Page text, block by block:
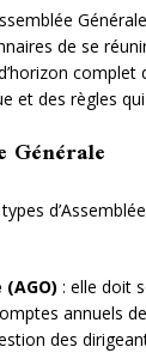
de se
complet
et des règles
Générale
: elle doit
annuels
des